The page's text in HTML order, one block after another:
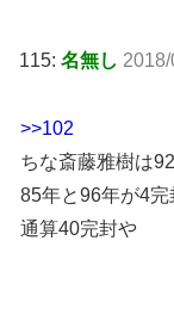
115: 名無し
>>102
ちな斎藤雅樹は
85年と96年が4完
通算40完封や